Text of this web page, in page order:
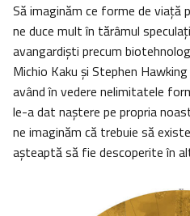
Să imaginăm ce forme de viață
ne duce mult în tărâmul
avangardişti precum
Michio Kaku și Stephen
având în vedere nelimitatele
le-a dat naștere pe propria
ne imaginăm că trebuie să
așteaptă să fie descoperite în